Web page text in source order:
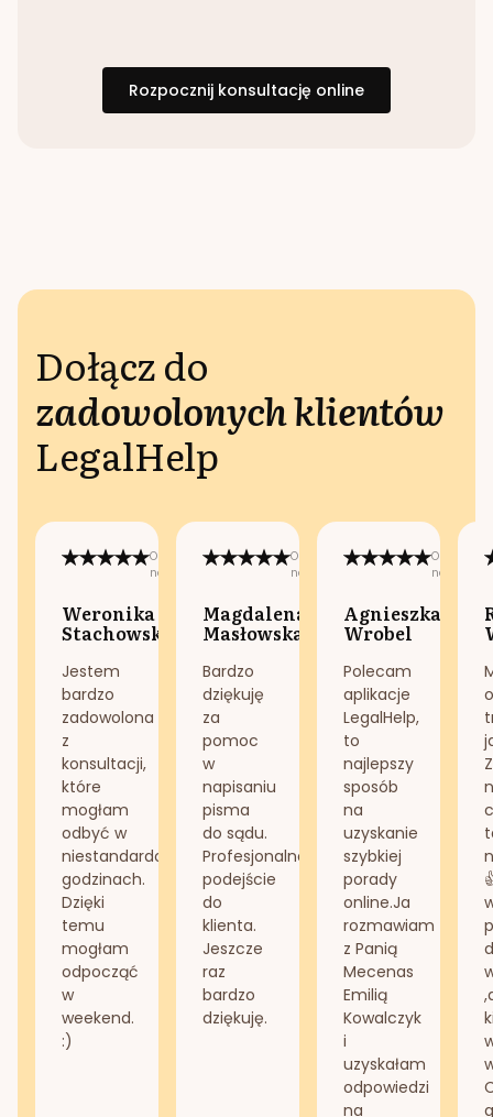
Rozpocznij konsultację online
Dołącz do
zadowolonych klientów
LegalHelp
Opublikowano
na:
Weronika
Stachowska
Jestem
bardzo
zadowolona
z
konsultacji,
które
mogłam
odbyć w
niestandardowych
godzinach.
Dzięki
temu
mogłam
odpocząć
w
weekend.
:)
Opublikowano
na:
Magdalena
Masłowska
Bardzo
dziękuję
za
pomoc
w
napisaniu
pisma
do sądu.
Profesjonalne
podejście
do
klienta.
Jeszcze
raz
bardzo
dziękuję.
na:
Agnieszka
Wrobel
Polecam
aplikacje
LegalHelp,
to
najlepszy
sposób
na
uzyskanie
szybkiej
porady
online.Ja
rozmawiam
z Panią
Mecenas
Emilią
Kowalczyk
i
uzyskałam
odpowiedzi
na